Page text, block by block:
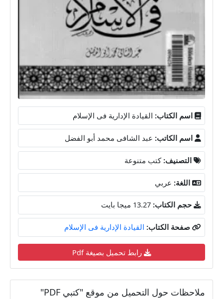
اسم الكتاب: القيادة الإدارية فى الإسلام
اسم الكاتب: عبد الشافى محمد أبو الفضل
التصنيف: كتب متنوعة
اللغة: عربي
حجم الكتاب: 13.27 ميجا بايت
صفحة الكتاب: القيادة الإدارية فى الإسلام
رابط تحميل بصيغة Pdf
ملاحظات حول التحميل من موقع "كتبي PDF"